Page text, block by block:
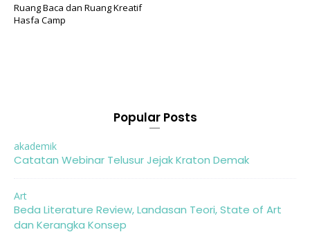
Ruang Baca dan Ruang Kreatif
Hasfa Camp
Popular Posts
akademik
Catatan Webinar Telusur Jejak Kraton Demak
Art
Beda Literature Review, Landasan Teori, State of Art
dan Kerangka Konsep